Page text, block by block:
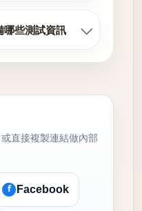
哪些測試資訊
直接複製連結做內部
f Facebook